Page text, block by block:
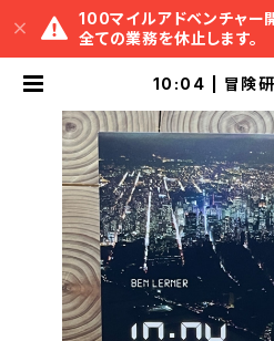
100マイルアドベンチャー
全ての業務を休止します。
10:04 | 冒険研